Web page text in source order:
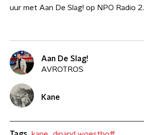
uur met Aan De Slag! op NPO Radio 2.
Aan De Slag!
AVROTROS
Kane